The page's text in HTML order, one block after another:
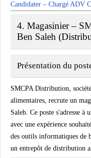
Candidater – Chargé ADV
4. Magasinier –
Ben Saleh
Présentation du
SMCPA Distribution,
alimentaires, recrute un
Saleh. Ce poste s'adresse
avec une expérience
des outils informatiques de
un entrepôt de distribution